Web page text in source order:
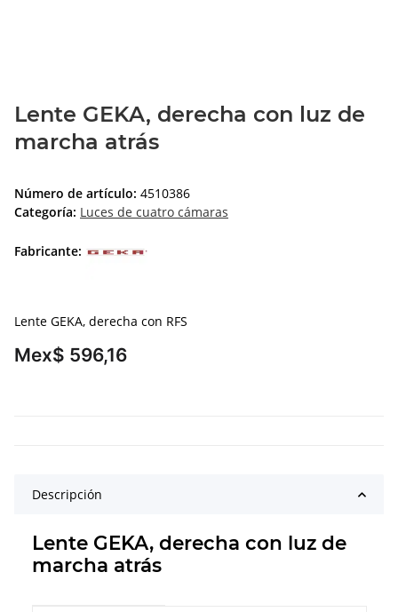
Lente GEKA, derecha con luz de
marcha atrás
Número de artículo: 4510386
Categoría: Luces de cuatro cámaras
Fabricante:
Lente GEKA, derecha con RFS
Mex$ 596,16
Descripción
Lente GEKA, derecha con luz de
marcha atrás